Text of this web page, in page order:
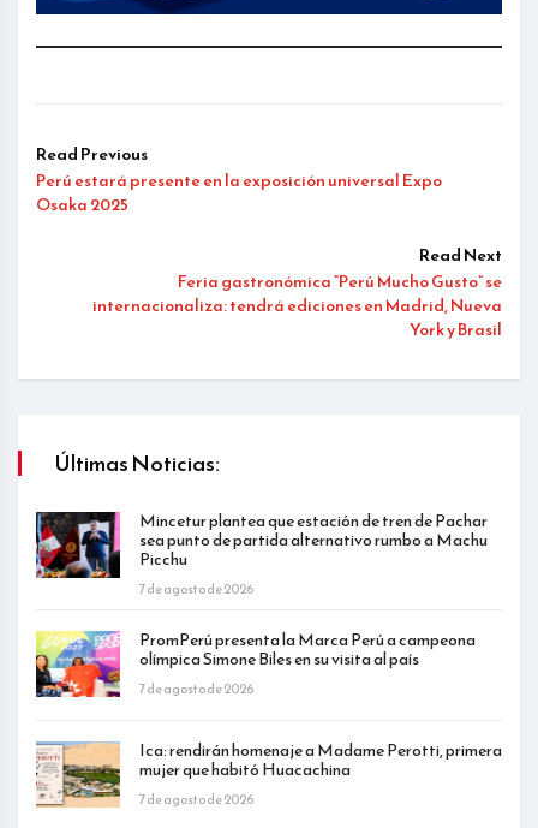
Read Previous
Perú estará presente en la exposición universal Expo
Osaka 2025
Read Next
Feria gastronómica “Perú Mucho Gusto” se
internacionaliza: tendrá ediciones en Madrid, Nueva
York y Brasil
Últimas Noticias:
Mincetur plantea que estación de tren de Pachar
sea punto de partida alternativo rumbo a Machu
Picchu
7 de agosto de 2026
PromPerú presenta la Marca Perú a campeona
olímpica Simone Biles en su visita al país
7 de agosto de 2026
Ica: rendirán homenaje a Madame Perotti, primera
mujer que habitó Huacachina
7 de agosto de 2026